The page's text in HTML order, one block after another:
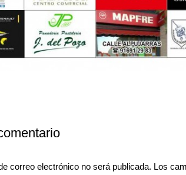
correo electrónico no será publicada. Los